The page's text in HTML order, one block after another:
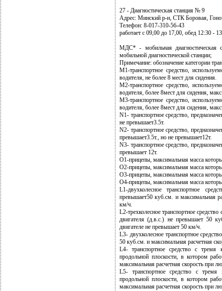
27 - Диагностическая станция № 9
Адрес: Минский р-н, СТК Боровая,
Телефон: 8-017-310-56-43
работает с 09,00 до 17,00, обед 12:30 -
МДС* - мобильная диагностическая
мобильной диагностической станции;
Примечание: обозначение категории
М1-транспортное средство,
водителя, не более 8 мест для сидения.
М2-транспортное средство,
водителя, более 8мест для сидения,
М3-транспортное средство,
водителя, более 8мест для сидения,
N1- транспортное средство,
не превышает3.5т.
N2- транспортное средство,
превышает3.5т., но не превышает12т.
N3- транспортное средство,
превышает 12т.
О1-прицепы, максимальная масса
О2-прицепы, максимальная масса
О3-прицепы, максимальная масса
О4-прицепы, максимальная масса
L1-двухколесное транспортное
превышает50 куб.см. и максимальная
км/ч.
L2-трехколесное транспортное
двигателя (д.в.с.) не превышает 50
двигателе не превышает 50 км/ч.
L3- двухколесное транспортное
50 куб.см. и максимальная расчетная
L4- транспортное средство с
продольной плоскости, в котором
максимальная расчетная скорость при
L5- транспортное средство с
продольной плоскости, в котором
максимальная расчетная скорость при